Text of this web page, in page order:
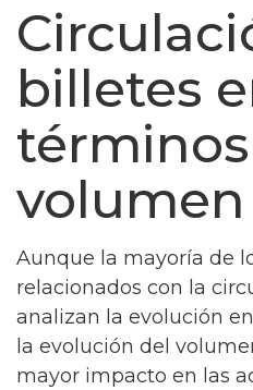
billetes
volumen
Aunque la mayoría de
relacionados con la
analizan la evolución
la evolución del
mayor impacto en las